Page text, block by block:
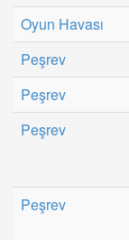
Oyun Havası
Peşrev
Peşrev
Peşrev
Peşrev